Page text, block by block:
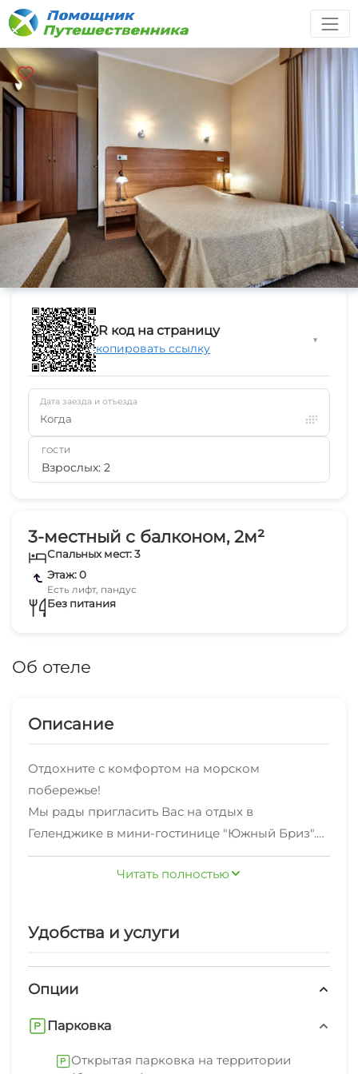
3-местный с балконом, 2м²
Спальных мест: 3
Этаж: 0
Есть лифт, пандус
Без питания
Об отеле
Описание
Отдохните с комфортом на морском
побережье!
Мы рады пригласить Вас на отдых в
Геленджике в мини-гостинице "Южный Бриз".
Располагается в курортной зоне тихого района
города, в 1-ой минуте ходьбы от галечного
общего пользования и бесплатная частная
На территории имеется внутренний дворик с
Рядом с мини-гостиницей расположены
кухней.
Читать полностью
Удобства и услуги
Опции
Парковка
Открытая парковка на территории
QR код на страницу
Скопировать ссылку
▼
Дата заезда и отъезда
Когда
ГОСТИ
Взрослых: 2